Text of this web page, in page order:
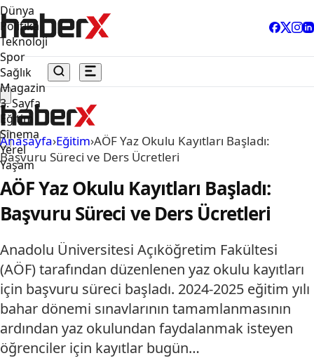
Dünya
Politika
Teknoloji
Spor
Sağlık
Magazin
3. Sayfa
Eğitim
Sinema
Yerel
Yaşam
Anasayfa›Eğitim›AÖF Yaz Okulu Kayıtları Başladı:
Başvuru Süreci ve Ders Ücretleri
AÖF Yaz Okulu Kayıtları Başladı:
Başvuru Süreci ve Ders Ücretleri
Anadolu Üniversitesi Açıköğretim Fakültesi
(AÖF) tarafından düzenlenen yaz okulu kayıtları
için başvuru süreci başladı. 2024-2025 eğitim yılı
bahar dönemi sınavlarının tamamlanmasının
ardından yaz okulundan faydalanmak isteyen
öğrenciler için kayıtlar bugün…